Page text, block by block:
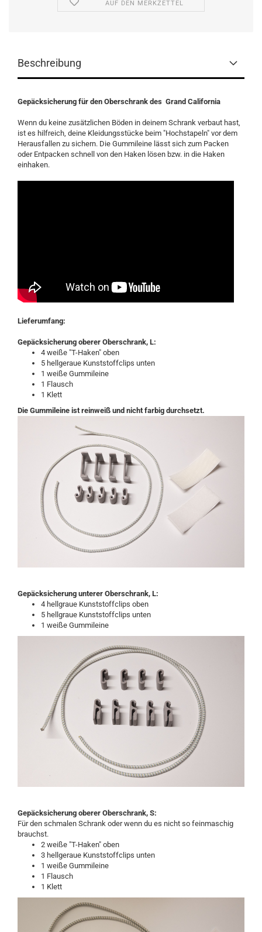
AUF DEN MERKZETTEL
Beschreibung
Gepäcksicherung für den Oberschrank des Grand California
Wenn du keine zusätzlichen Böden in deinem Schrank verbaut hast,
ist es hilfreich, deine Kleidungsstücke beim "Hochstapeln" vor dem
Herausfallen zu sichern. Die Gummileine lässt sich zum Packen
oder Entpacken schnell von den Haken lösen bzw. in die Haken
einhaken.
Lieferumfang:
Gepäcksicherung oberer Oberschrank, L:
4 weiße "T-Haken" oben
5 hellgeraue Kunststoffclips unten
1 weiße Gummileine
1 Flausch
1 Klett
Die Gummileine ist reinweiß und nicht farbig durchsetzt.
Gepäcksicherung unterer Oberschrank, L:
4 hellgraue Kunststoffclips oben
5 hellgraue Kunststoffclips unten
1 weiße Gummileine
Gepäcksicherung oberer Oberschrank, S:
Für den schmalen Schrank oder wenn du es nicht so feinmaschig
brauchst.
2 weiße "T-Haken" oben
3 hellgeraue Kunststoffclips unten
1 weiße Gummileine
1 Flausch
1 Klett